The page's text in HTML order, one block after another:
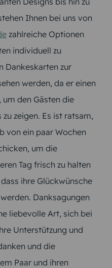
Ihnen bei uns von
zahlreiche Optionen
individuell zu
Dankeskarten zur
werden, da er einen
den Gästen die
zeigen. Es ist ratsam,
von ein paar Wochen
um die
Tag frisch zu halten
ihre Glückwünsche
Danksagungen
liebevolle Art, sich bei
Unterstützung und
und die
Paar und ihren